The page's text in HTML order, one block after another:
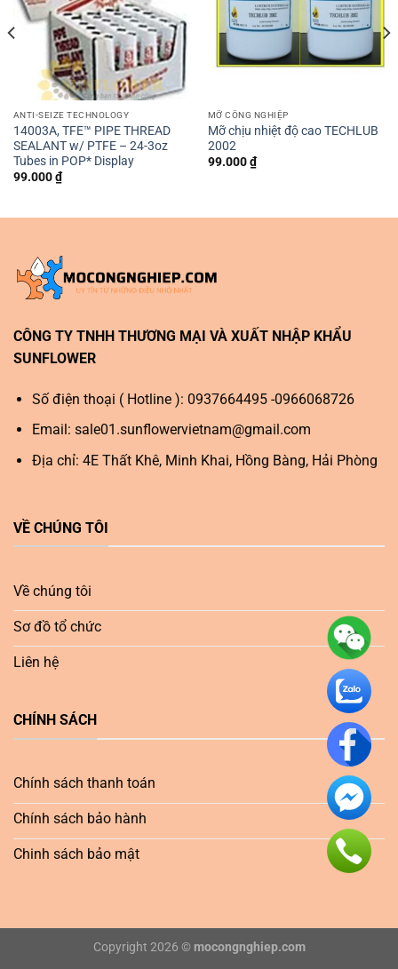
ANTI-SEIZE TECHNOLOGY
14003A, TFE™ PIPE THREAD
SEALANT w/ PTFE – 24-3oz
Tubes in POP* Display
99.000₫
MỠ CÔNG NGHIỆP
Mỡ chịu nhiệt độ cao TECHLUB
2002
99.000₫
CÔNG TY TNHH THƯƠNG MẠI VÀ XUẤT NHẬP KHẨU
SUNFLOWER
Số điện thoại ( Hotline ): 0937664495 -0966068726
Email: sale01.sunflowervietnam@gmail.com
Địa chỉ: 4E Thất Khê, Minh Khai, Hồng Bàng, Hải Phòng
VỀ CHÚNG TÔI
Về chúng tôi
Sơ đồ tổ chức
Liên hệ
CHÍNH SÁCH
Chính sách thanh toán
Chính sách bảo hành
Chinh sách bảo mật
Copyright 2026 © mocongnghiep.com